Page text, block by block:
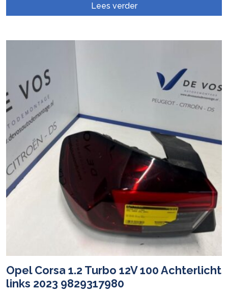
Lees verder
Opel Corsa 1.2 Turbo 12V 100 Achterlicht
links 2023 9829317980